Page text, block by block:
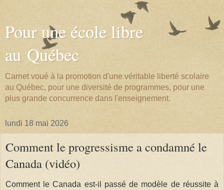
Pour une école libre
au Québec
Carnet voué à la promotion d'une véritable liberté scolaire
au Québec, pour une diversité de programmes, pour une
plus grande concurrence dans l'enseignement.
lundi 18 mai 2026
Comment le progressisme a condamné le
Canada (vidéo)
Comment le Canada est-il passé de modèle de réussite à